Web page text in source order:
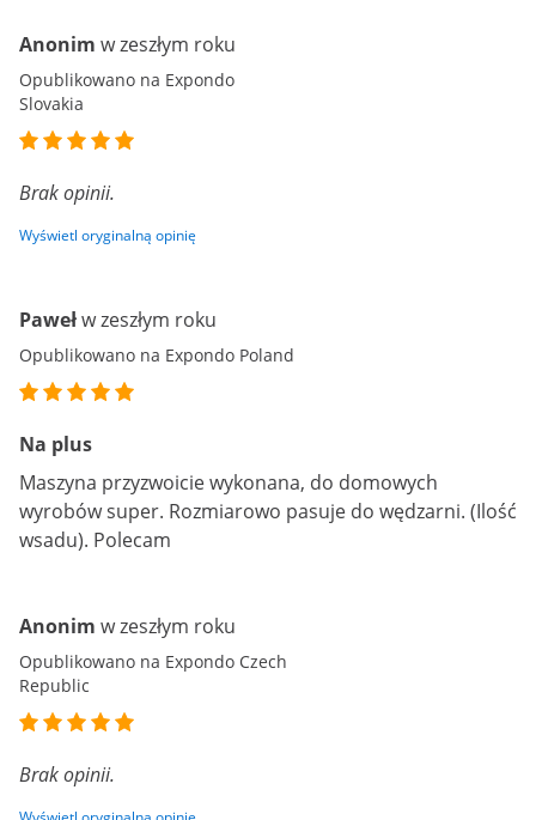
Anonim w zeszłym roku
Opublikowano na Expondo
Slovakia
Brak opinii.
Wyświetl oryginalną opinię
Pawełw zeszłym roku
Opublikowano na Expondo Poland
Na plus
Maszyna przyzwoicie wykonana, do domowych
wyrobów super. Rozmiarowo pasuje do wędzarni. (Ilość
wsadu). Polecam
Anonim w zeszłym roku
Opublikowano na Expondo Czech
Republic
Brak opinii.